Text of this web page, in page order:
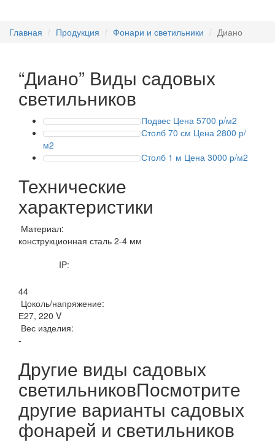
Главная Продукция Фонари и светильники Диано
“Диано” Виды садовых
светильников
Подвес Цена 5700 р/м2
Столб 70 см Цена 2800 р/
м2
Столб 1 м Цена 3000 р/м2
Технические
характеристики
Материал:
конструкционная сталь 2-4 мм
IP:
44
Цоколь/напряжение:
Е27, 220 V
Вес изделия:
-
Другие виды садовых
светильниковПосмотрите
другие варианты садовых
фонарей и светильников